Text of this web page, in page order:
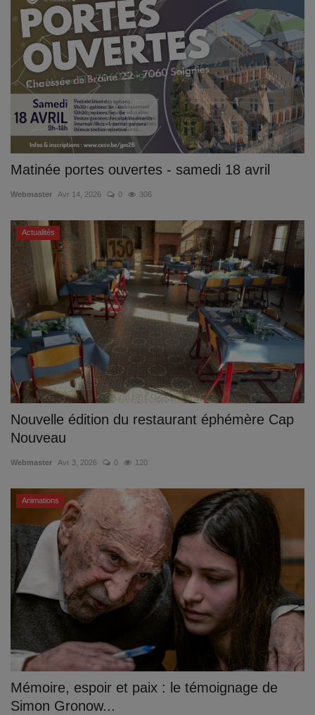
Matinée portes ouvertes - samedi 18 avril
Webmaster Avr 14, 2026 0 306
Actualités
Nouvelle édition du restaurant éphémère Cap
Nouveau
Webmaster Avr 3, 2026 0 120
Animations
Mémoire, espoir et paix : le témoignage de
Simon Gronow...